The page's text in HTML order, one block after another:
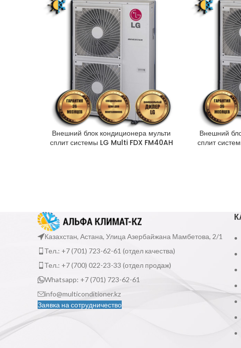
Внешний блок кондиционера мульти
сплит системы LG Multi FDX FM40AH
Внешний
сплит
Казахстан, Астана, Улица Азербайжана Мамбетова, 2/1
Тел.: +7 (701) 723-62-61 (отдел качества)
Тел.: +7 (700) 022-23-33 (отдел продаж)
Whatsapp: +7 (701) 723-62-61
info@multiconditioner.kz
Заявка на сотрудничество